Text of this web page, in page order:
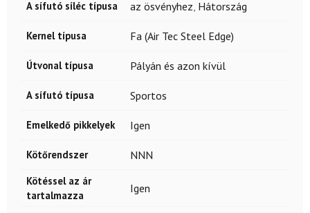
A sífutó síléc típusa az ösvényhez Hátország
Kernel típusa Fa (Air Tec Steel Edge)
Útvonal típusa Pályán és azon kívül
A sífutó típusa Sportos
Emelkedő pikkelyek Igen
Kötőrendszer NNN
Kötéssel az ár
tartalmazza
Igen